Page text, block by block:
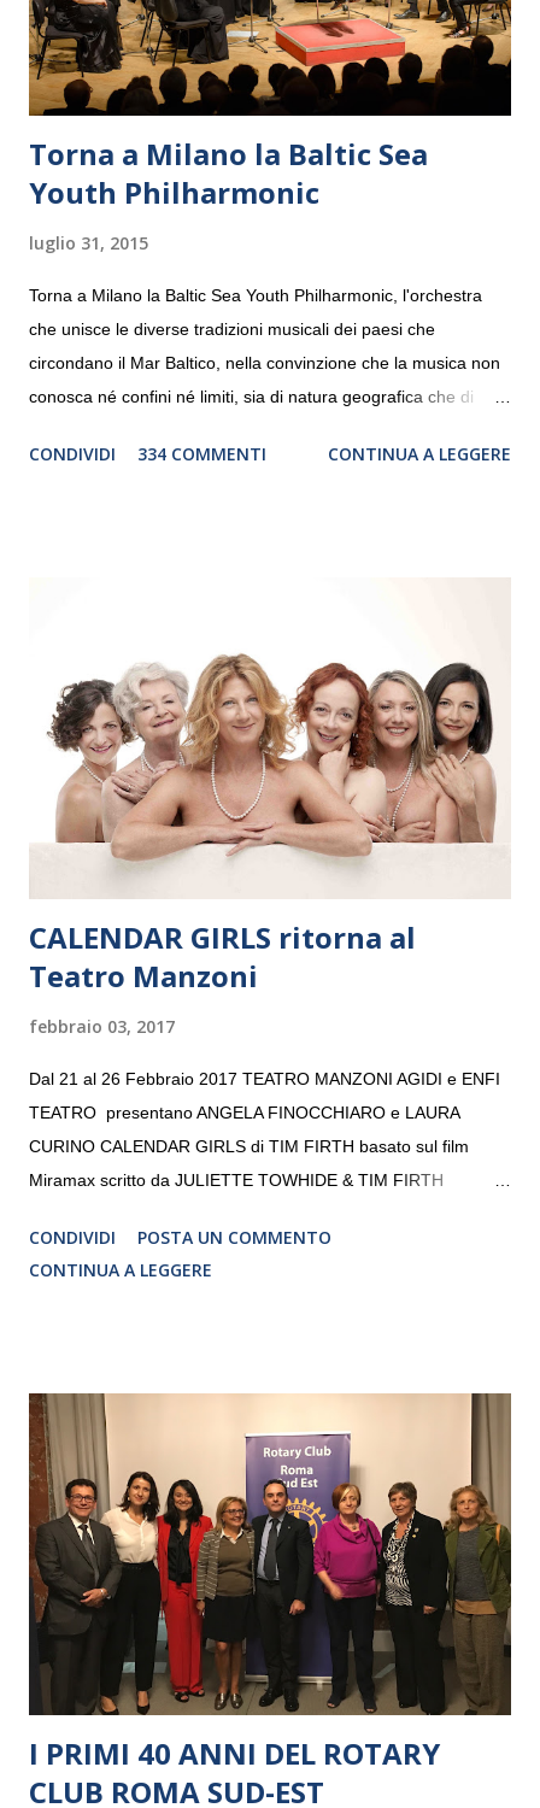
Torna a Milano la Baltic Sea
Youth Philharmonic
luglio 31, 2015
Torna a Milano la Baltic Sea Youth Philharmonic, l'orchestra
che unisce le diverse tradizioni musicali dei paesi che
circondano il Mar Baltico, nella convinzione che la musica non
conosca né confini né limiti, sia di natura geografica che di
debutterà il 10 settembre a Heiden, in Germania, e toccherà, in
“Settembre dell’Accademia” dove si esibirà per il secondo anno
consecutivo. Il pubblico milanese avrà il piacere di applaudire i
giovani artisti della Baltic Sea Youth Philharmonic per la quarta
volta. L’orchestra, fondata nel 2008 da Kristjan Järvi (affiancato
da un prestigioso consiglio di consulent...
CONDIVIDI 334 COMMENTI CONTINUA A LEGGERE
CALENDAR GIRLS ritorna al
Teatro Manzoni
febbraio 03, 2017
Dal 21 al 26 Febbraio 2017 TEATRO MANZONI AGIDI e ENFI
TEATRO presentano ANGELA FINOCCHIARO e LAURA
CURINO CALENDAR GIRLS di TIM FIRTH basato sul film
Miramax scritto da JULIETTE TOWHIDE & TIM FIRTH
CRISTINA PEZZOLI
CONDIVIDI
POSTA UN COMMENTO
CONTINUA A LEGGERE
I PRIMI 40 ANNI DEL ROTARY
CLUB ROMA SUD-EST